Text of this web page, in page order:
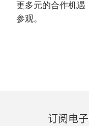
更多元的合作机遇
参观。
订阅电